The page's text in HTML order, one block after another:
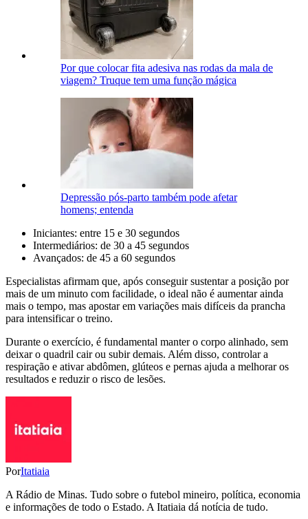
Por que colocar fita adesiva nas rodas da mala de
viagem? Truque tem uma função mágica
Depressão pós-parto também pode afetar
homens; entenda
Iniciantes: entre 15 e 30 segundos
Intermediários: de 30 a 45 segundos
Avançados: de 45 a 60 segundos
Especialistas afirmam que, após conseguir sustentar a posição por
mais de um minuto com facilidade, o ideal não é aumentar ainda
mais o tempo, mas apostar em variações mais difíceis da prancha
para intensificar o treino.
Durante o exercício, é fundamental manter o corpo alinhado, sem
deixar o quadril cair ou subir demais. Além disso, controlar a
respiração e ativar abdômen, glúteos e pernas ajuda a melhorar os
resultados e reduzir o risco de lesões.
PorItatiaia
A Rádio de Minas. Tudo sobre o futebol mineiro, política, economia
e informações de todo o Estado. A Itatiaia dá notícia de tudo.